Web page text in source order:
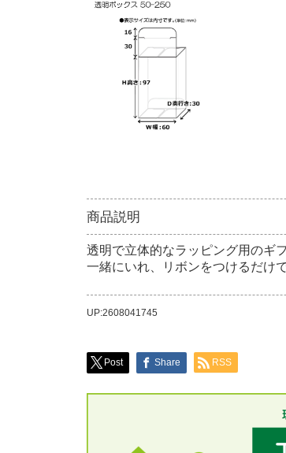
商品説明
透明で立体的なラッピング用のギ
一緒にいれ、リボンをつけるだけ
UP:2608041745
Post Share RSS